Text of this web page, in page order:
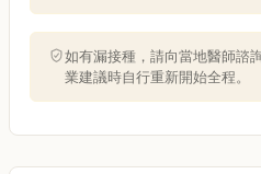
如有漏接種，請向當地醫師諮
業建議時自行重新開始全程。